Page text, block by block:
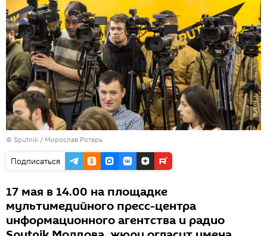
© Sputnik / Мирослав Ротарь
Подписаться
17 мая в 14.00 на площадке
мультимедийного пресс-центра
информационного агентства и радио